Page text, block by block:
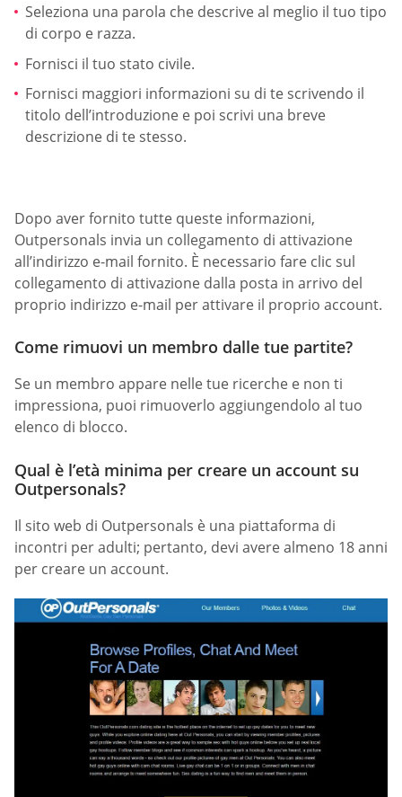
Seleziona una parola che descrive al meglio il tuo tipo
di corpo e razza.
Fornisci il tuo stato civile.
Fornisci maggiori informazioni su di te scrivendo il
titolo dell’introduzione e poi scrivi una breve
descrizione di te stesso.
Dopo aver fornito tutte queste informazioni,
Outpersonals invia un collegamento di attivazione
all’indirizzo e-mail fornito. È necessario fare clic sul
collegamento di attivazione dalla posta in arrivo del
proprio indirizzo e-mail per attivare il proprio account.
Come rimuovi un membro dalle tue partite?
Se un membro appare nelle tue ricerche e non ti
impressiona, puoi rimuoverlo aggiungendolo al tuo
elenco di blocco.
Qual è l’età minima per creare un account su
Outpersonals?
Il sito web di Outpersonals è una piattaforma di
incontri per adulti; pertanto, devi avere almeno 18 anni
per creare un account.